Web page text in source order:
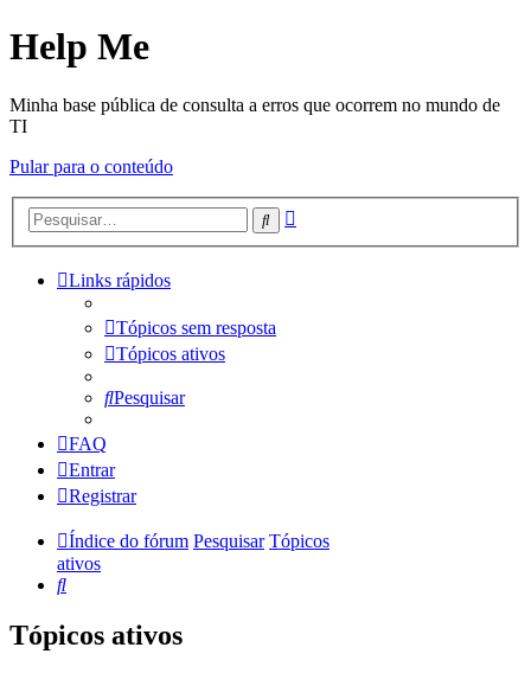
Help Me
Minha base pública de consulta a erros que ocorrem no mundo de
TI
Pular para o conteúdo
Pesquisar
Links rápidos
Tópicos sem resposta
Tópicos ativos
Pesquisar
FAQ
Entrar
Registrar
Índice do fórum Pesquisar Tópicos
ativos
Pesquisar
Tópicos ativos